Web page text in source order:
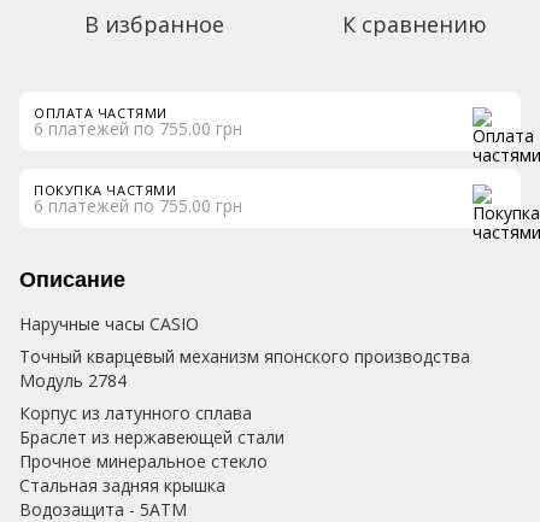
В избранное К сравнению
ОПЛАТА ЧАСТЯМИ
6 платежей по 755.00 грн
ПОКУПКА ЧАСТЯМИ
6 платежей по 755.00 грн
Описание
Наручные часы CASIO
Точный кварцевый механизм японского производства
Модуль 2784
Корпус из латунного сплава
Браслет из нержавеющей стали
Прочное минеральное стекло
Стальная задняя крышка
Водозащита - 5АТМ